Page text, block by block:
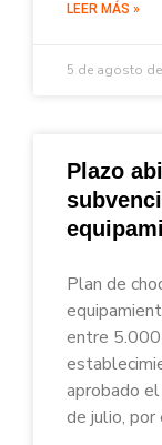
LEER MÁS »
5 de agosto
Plazo
Plan de
entre
aprobado
de julio,